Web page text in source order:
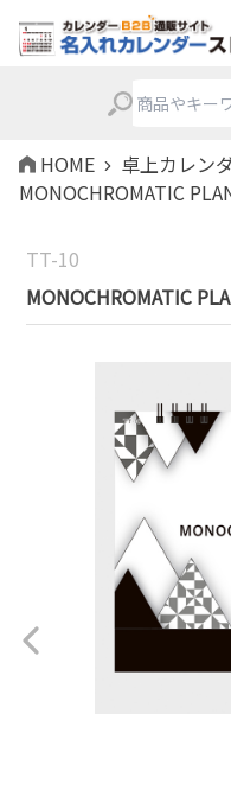
HOME 卓上カレン
MONOCHROMATIC
TT-10
MONOCHROMATIC